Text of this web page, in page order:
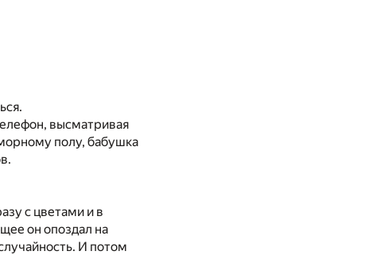
высматривая
полу, бабушка
с цветами и в
он опоздал на
И потом